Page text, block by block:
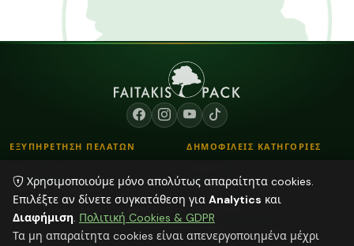
ΕΞΥΠΗΡΕΤΗΣΗ ΠΕΛΑΤΩΝ
Τρόποι Παραγγελίας
Τρόποι Αποστολής & Πληρωμής
Blog
ΔΗΜΟΦΙΛΕΙΣ ΚΑΤΗΓΟΡΙΕΣ
Λουλούδια - Βάζα
Αποξηραμένα φυτά
Plexiglass Διακοσμητικά
Χρησιμοποιούμε μόνο απολύτως απαραίτητα cookies.
Επιλέξτε αν δίνετε συγκατάθεση για Analytics και
Διαφήμιση. Πολιτική Cookies & GDPR
Τα μη απαραίτητα cookies είναι απενεργοποιημένα μέχρι